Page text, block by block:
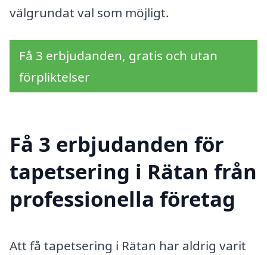
välgrundat val som möjligt.
Få 3 erbjudanden, gratis och utan
förpliktelser
Få 3 erbjudanden för
tapetsering i Rätan från
professionella företag
Att få tapetsering i Rätan har aldrig varit